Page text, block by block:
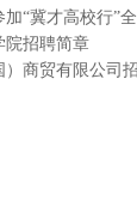
加“冀才高校行”
院招聘简章
）商贸有限公司